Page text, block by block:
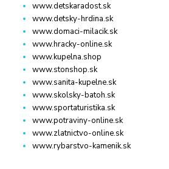
www.detskaradost.sk
www.detsky-hrdina.sk
www.domaci-milacik.sk
www.hracky-online.sk
www.kupelna.shop
www.stonshop.sk
www.sanita-kupelne.sk
www.skolsky-batoh.sk
www.sportaturistika.sk
www.potraviny-online.sk
www.zlatnictvo-online.sk
www.rybarstvo-kamenik.sk